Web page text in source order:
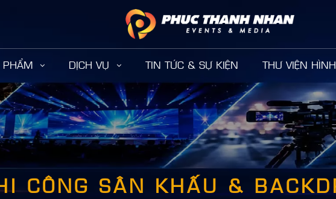
PHẨM DỊCH VỤ TIN TỨC & SỰ KIỆN THƯ VIỆN
CÔNG SÂN KHẤU &